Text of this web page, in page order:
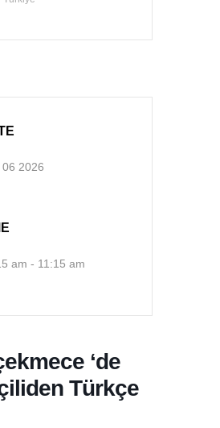
06 2026
am - 11:15 am
‘de
Türkçe